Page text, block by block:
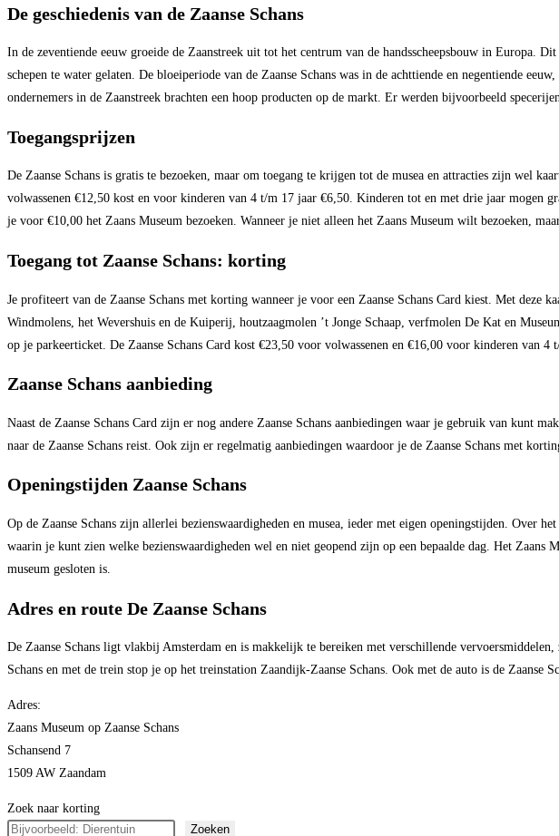
De geschiedenis van de Zaanse Schans
In de zeventiende eeuw groeide de Zaanstreek uit tot het centrum van de handsscheepsbouw in
schepen te water gelaten. De bloeiperiode van de Zaanse Schans was in de achttiende en negentiende
ondernemers in de Zaanstreek brachten een hoop producten op de markt. Er werden bijvoorbeeld
Toegangsprijzen
De Zaanse Schans is gratis te bezoeken, maar om toegang te krijgen tot de musea en attracties zijn wel
volwassenen €12,50 kost en voor kinderen van 4 t/m 17 jaar €6,50. Kinderen tot en met drie jaar mogen
je voor €10,00 het Zaans Museum bezoeken. Wanneer je niet alleen het Zaans Museum wilt bezoeken,
Toegang tot Zaanse Schans: korting
Je profiteert van de Zaanse Schans met korting wanneer je voor een Zaanse Schans Card kiest. Met
Windmolens, het Wevershuis en de Kuiperij, houtzaagmolen ’t Jonge Schaap, verfmolen De Kat en
op je parkeerticket. De Zaanse Schans Card kost €23,50 voor volwassenen en €16,00 voor kinderen van 4
Zaanse Schans aanbieding
Naast de Zaanse Schans Card zijn er nog andere Zaanse Schans aanbiedingen waar je gebruik van kunt
naar de Zaanse Schans reist. Ook zijn er regelmatig aanbiedingen waardoor je de Zaanse Schans met
Openingstijden Zaanse Schans
Op de Zaanse Schans zijn allerlei bezienswaardigheden en musea, ieder met eigen openingstijden. Over
waarin je kunt zien welke bezienswaardigheden wel en niet geopend zijn op een bepaalde dag. Het
museum gesloten is.
Adres en route De Zaanse Schans
De Zaanse Schans ligt vlakbij Amsterdam en is makkelijk te bereiken met verschillende
Schans en met de trein stop je op het treinstation Zaandijk-Zaanse Schans. Ook met de auto is de Zaanse
Adres:
Zaans Museum op Zaanse Schans
Schansend 7
1509 AW Zaandam
Zoek naar korting
Zoeken